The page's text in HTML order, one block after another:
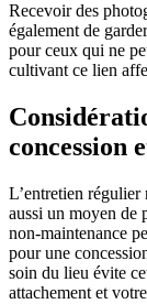
Recevoir des
également de
pour ceux qui ne
cultivant ce lien
concession
L’entretien régulier
aussi un moyen de
non-maintenance
pour une
soin du lieu évite
attachement et